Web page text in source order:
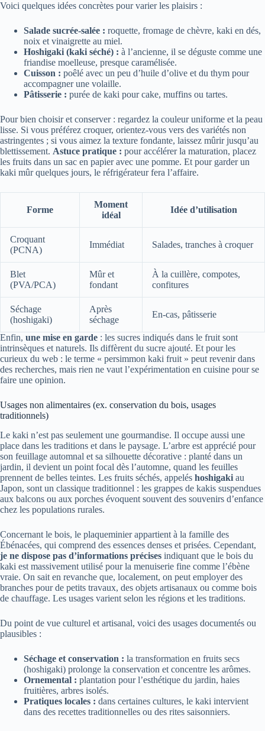
Voici quelques idées concrètes pour varier les plaisirs :
Salade sucrée-salée : roquette, fromage de chèvre, kaki en dés,
noix et vinaigrette au miel.
Hoshigaki (kaki séché) : à l’ancienne, il se déguste comme une
friandise moelleuse, presque caramélisée.
Cuisson : poêlé avec un peu d’huile d’olive et du thym pour
accompagner une volaille.
Pâtisserie : purée de kaki pour cake, muffins ou tartes.
Pour bien choisir et conserver : regardez la couleur uniforme et la peau
lisse. Si vous préférez croquer, orientez-vous vers des variétés non
astringentes ; si vous aimez la texture fondante, laissez mûrir jusqu’au
blettissement. Astuce pratique : pour accélérer la maturation, placez
les fruits dans un sac en papier avec une pomme. Et pour garder un
kaki mûr quelques jours, le réfrigérateur fera l’affaire.
Forme
Moment
idéal
Idée d’utilisation
Croquant
(PCNA)
Immédiat Salades, tranches à croquer
Blet
(PVA/PCA)
Mûr et
fondant
À la cuillère, compotes,
confitures
Séchage
(hoshigaki)
Après
séchage
En-cas, pâtisserie
Enfin, une mise en garde : les sucres indiqués dans le fruit sont
intrinsèques et naturels. Ils diffèrent du sucre ajouté. Et pour les
curieux du web : le terme « persimmon kaki fruit » peut revenir dans
des recherches, mais rien ne vaut l’expérimentation en cuisine pour se
faire une opinion.
Usages non alimentaires (ex. conservation du bois, usages
traditionnels)
Le kaki n’est pas seulement une gourmandise. Il occupe aussi une
place dans les traditions et dans le paysage. L’arbre est apprécié pour
son feuillage automnal et sa silhouette décorative : planté dans un
jardin, il devient un point focal dès l’automne, quand les feuilles
prennent de belles teintes. Les fruits séchés, appelés hoshigaki au
Japon, sont un classique traditionnel : les grappes de kakis suspendues
aux balcons ou aux porches évoquent souvent des souvenirs d’enfance
chez les populations rurales.
Concernant le bois, le plaqueminier appartient à la famille des
Ébénacées, qui comprend des essences denses et prisées. Cependant,
je ne dispose pas d’informations précises indiquant que le bois du
kaki est massivement utilisé pour la menuiserie fine comme l’ébène
vraie. On sait en revanche que, localement, on peut employer des
branches pour de petits travaux, des objets artisanaux ou comme bois
de chauffage. Les usages varient selon les régions et les traditions.
Du point de vue culturel et artisanal, voici des usages documentés ou
plausibles :
Séchage et conservation : la transformation en fruits secs
(hoshigaki) prolonge la conservation et concentre les arômes.
Ornemental : plantation pour l’esthétique du jardin, haies
fruitières, arbres isolés.
Pratiques locales : dans certaines cultures, le kaki intervient
dans des recettes traditionnelles ou des rites saisonniers.